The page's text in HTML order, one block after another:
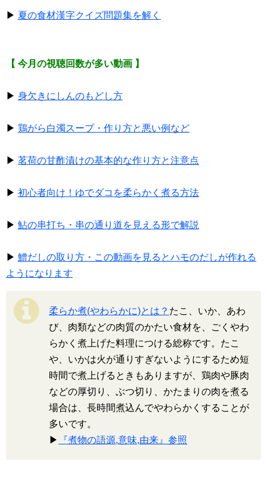
▶ 夏の食材漢字クイズ問題集を解く
【 今月の視聴回数が多い動画 】
▶ 身欠きにしんのもどし方
▶ 鶏がら白濁スープ・作り方と悪い例など
▶ 茗荷の甘酢漬けの基本的な作り方と注意点
▶ 初心者向け！ゆでダコを柔らかく煮る方法
▶ 鮎の串打ち・串の通り道を見える形で解説
▶ 鱧だしの取り方・この動画を見るとハモのだしが作れる
ようになります
柔らか煮(やわらかに)とは？ たこ、いか、あわ
び、肉類などの肉質のかたい食材を、ごくやわ
らかく煮上げた料理につける総称です。たこ
や、いかは火が通りすぎないようにするため短
時間で煮上げるときもありますが、鶏肉や豚肉
などの厚切り、ぶつ切り、かたまりの肉を煮る
場合は、長時間煮込んでやわらかくすることが
多いです。
▶
『煮物の語源,意味,由来』参照